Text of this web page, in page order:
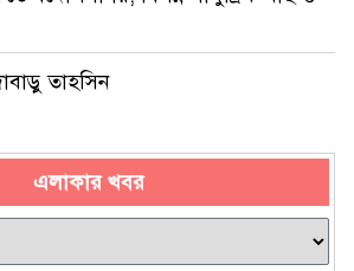
তাহসিন
এলাকার খবর